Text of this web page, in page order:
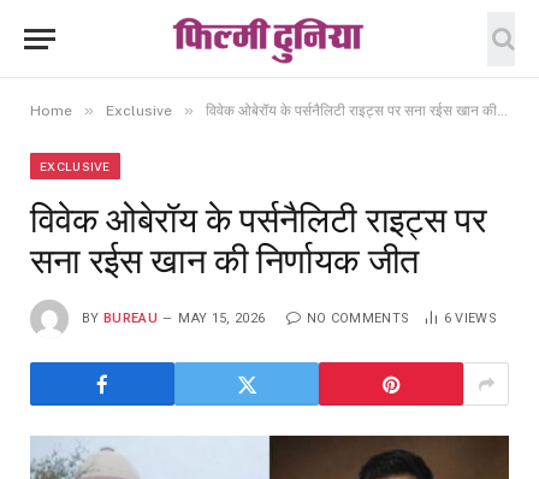
Home » Exclusive » विवेक ओबेरॉय के पर्सनैलिटी राइट्स पर सना रईस खान की निर्णायक जीत
EXCLUSIVE
विवेक ओबेरॉय के पर्सनैलिटी राइट्स पर
सना रईस खान की निर्णायक जीत
BY BUREAU MAY 15, 2026 NO COMMENTS 6VIEWS